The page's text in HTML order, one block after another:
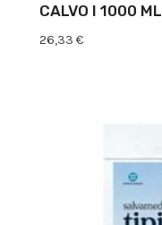
CALVO I 1000 ML
26,33 €